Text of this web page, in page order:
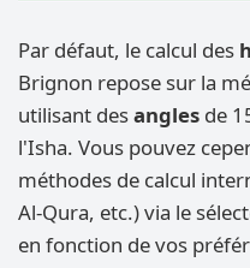
Par défaut, le calcul des
Brignon repose sur la
utilisant desangles de
l'Isha. Vous pouvez
méthodes de calcul
Al-Qura, etc.) via le
en fonction de vos